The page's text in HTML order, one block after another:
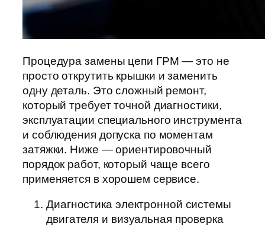
Процедура замены цепи ГРМ — это не
просто открутить крышки и заменить
одну деталь. Это сложный ремонт,
который требует точной диагностики,
эксплуатации специального инструмента
и соблюдения допуска по моментам
затяжки. Ниже — ориентировочный
порядок работ, который чаще всего
применяется в хорошем сервисе.
Диагностика электронной системы
двигателя и визуальная проверка